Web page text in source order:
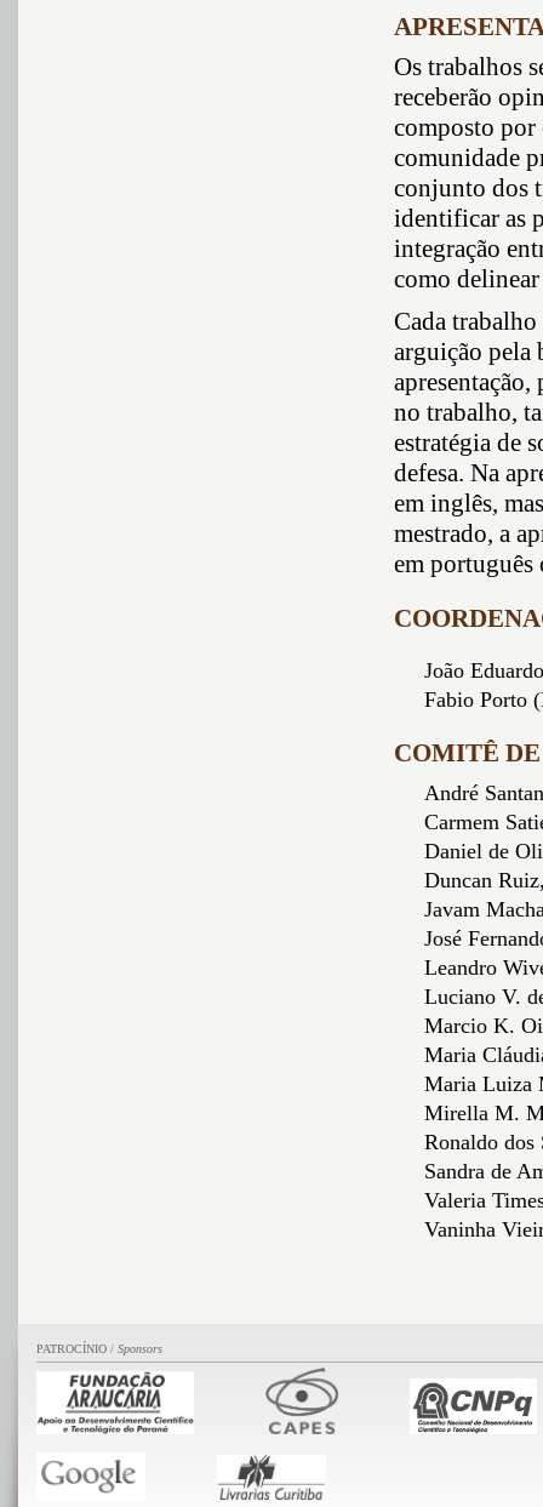
Os trabalhos
receberão
composto por
comunidade
conjunto dos
identificar as
integração
como
Cada
arguição pela
no trabalho,
estratégia de
defesa. Na
em inglês,
mestrado, a
em português
João
Fabio Porto
COMITÊ
André
Carmem
Daniel de
Duncan
Javam
José
Leandro
Luciano V.
Marcio K.
Maria
Maria Luiza
Mirella M.
Ronaldo
Sandra de
Valeria
Vaninha
PATROCÍNIO / Sponsors